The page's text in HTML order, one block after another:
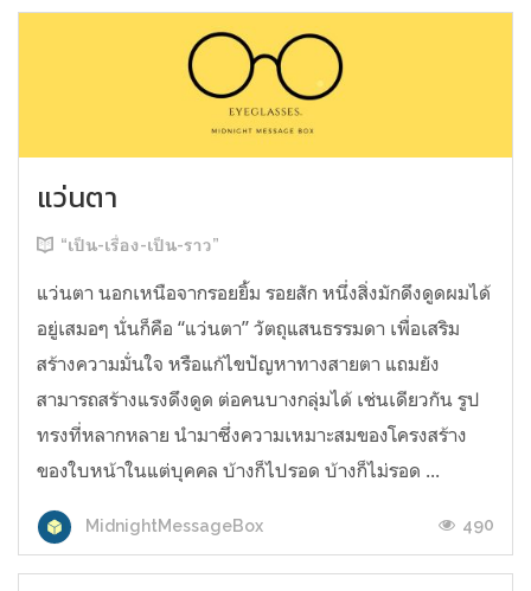
แว่นตา
“เป็น-เรื่อง-เป็น-ราว”
แว่นตา นอกเหนือจากรอยยิ้ม รอยสัก หนึ่งสิ่งมักดึงดูดผมได้
อยู่เสมอๆ นั่นก็คือ “แว่นตา” วัตถุแสนธรรมดา เพื่อเสริม
สร้างความมั่นใจ หรือแก้ไขปัญหาทางสายตา แถมยัง
สามารถสร้างแรงดึงดูด ต่อคนบางกลุ่มได้ เช่นเดียวกัน รูป
ทรงที่หลากหลาย นำมาซึ่งความเหมาะสมของโครงสร้าง
ของใบหน้าในแต่บุคคล บ้างก็ไปรอด บ้างก็ไม่รอด ...
MidnightMessageBox 490